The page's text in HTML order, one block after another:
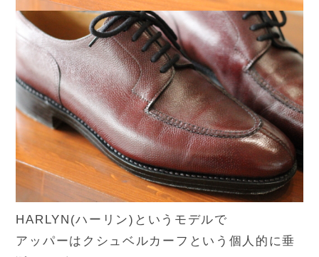
HARLYN(ハーリン)というモデルで
アッパーはクシュベルカーフという個人的に垂